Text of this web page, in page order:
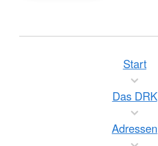
Start
Das DRK
Adressen